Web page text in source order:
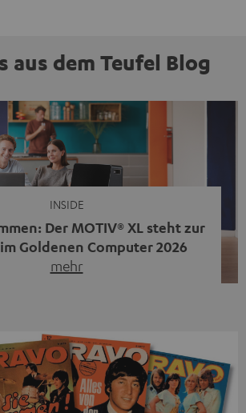
aus dem Teufel Blog
INSIDE
Der MOTIV® XL steht zur
Goldenen Computer 2026
mehr
vereint hochwertige HiFi-Technik,
Funktionen und hohe Flexibilität in
Gerät – und zeigt, dass man für großen
klassische HiFi-Anlage mehr braucht.